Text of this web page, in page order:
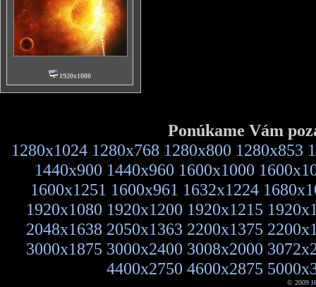
1920x1080
Ponúkame Vám
1280x1024 1280x768 1280x800 1280x853
1440x900 1440x960 1600x1000
1600x1251 1600x961 1632x1224
1920x1080 1920x1200 1920x1215
2048x1638 2050x1363 2200x1375
3000x1875 3000x2400 3008x2000
4400x2750 4600x2875
© 2009